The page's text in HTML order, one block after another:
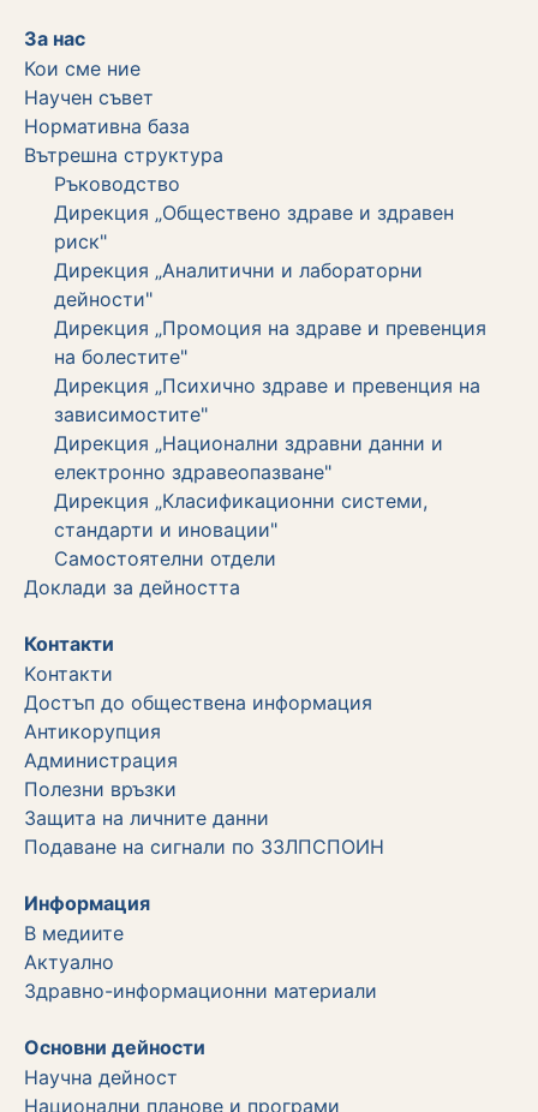
За нас
Кои сме ние
Научен съвет
Нормативна база
Вътрешна структура
Ръководство
Дирекция „Обществено здраве и здравен
риск"
Дирекция „Аналитични и лабораторни
дейности"
Дирекция „Промоция на здраве и превенция
на болестите"
Дирекция „Психично здраве и превенция на
зависимостите"
Дирекция „Национални здравни данни и
електронно здравеопазване"
Дирекция „Класификационни системи,
стандарти и иновации"
Самостоятелни отдели
Дoклади за дейността
Контакти
Kонтакти
Достъп до обществена информация
Aнтикорупция
Администрация
Полезни връзки
Защита на личните данни
Подаване на сигнали по ЗЗЛПСПОИН
Информация
В медиите
Актуално
Здравно-информационни материали
Основни дейности
Научна дейност
Национални планове и програми